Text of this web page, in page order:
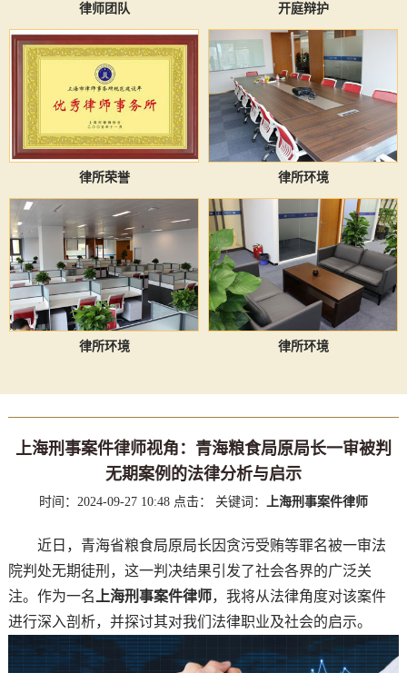
律师团队 开庭辩护
律所荣誉 律所环境
律所环境 律所环境
上海刑事案件律师视角：青海粮食局原局长一审被判
无期案例的法律分析与启示
时间：2024-09-27 10:48 点击： 关键词： 上海刑事案件律师
近日，青海省粮食局原局长因贪污受贿等罪名被一审法
院判处无期徒刑，这一判决结果引发了社会各界的广泛关
注。作为一名 上海刑事案件律师，我将从法律角度对该案件
进行深入剖析，并探讨其对我们法律职业及社会的启示。